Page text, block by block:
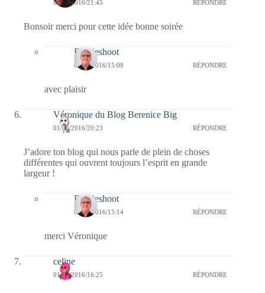
01/03/2016/21:45 RÉPONDRE
Bonsoir merci pour cette idée bonne soirée
Bernieshoot
04/03/2016/15:08 RÉPONDRE
avec plaisir
Véronique du Blog Berenice Big
01/03/2016/20:23 RÉPONDRE
J’adore ton blog qui nous parle de plein de choses
différentes qui ouvrent toujours l’esprit en grande
largeur !
Bernieshoot
04/03/2016/15:14 RÉPONDRE
merci Véronique
celine
01/03/2016/16:25 RÉPONDRE